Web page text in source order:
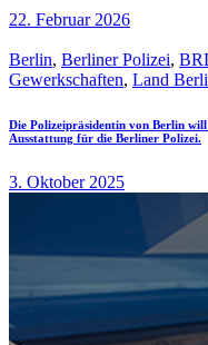
22. Februar 2026
Berlin, Berliner Polizei,
Gewerkschaften, Land
Die Polizeipräsidentin von Berlin
Ausstattung für die Berliner Polizei.
3. Oktober 2025